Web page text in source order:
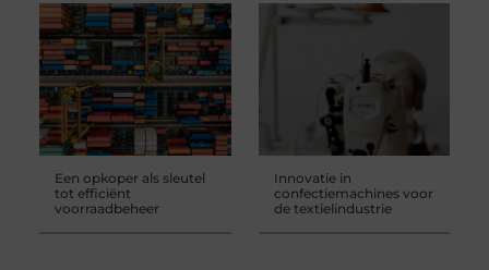
Een opkoper als sleutel
tot efficiënt
voorraadbeheer
Innovatie in
confectiemachines voor
de textielindustrie